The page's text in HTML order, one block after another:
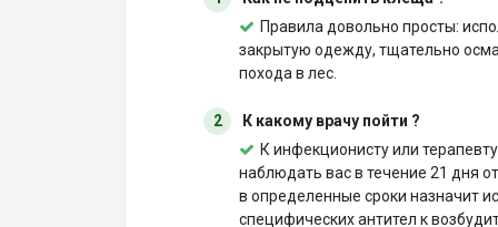
Правила довольно просты:
закрытую одежду, тщательно
похода в лес.
2
К какому врачу пойти ?
К инфекционисту или
наблюдать вас в течение 21 дня
в определенные сроки назначит
специфических антител к